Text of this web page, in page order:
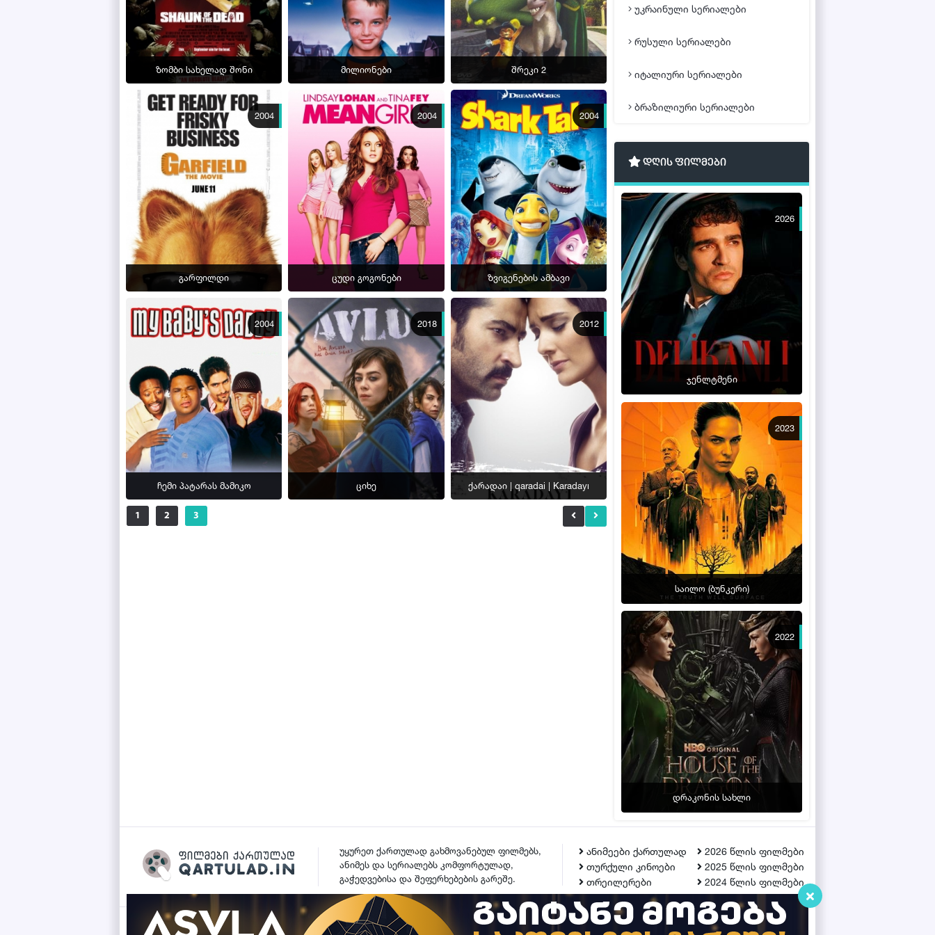
ზომბი სახელად შონი მილიონები შრეკი 2
2004
გარფილდი
2004
ცუდი გოგონები
2004
ზვიგენების ამბავი
2004
ჩემი პატარას მამიკო
2018
ციხე
2012
ქარადაი | qaradai | Karadayı
1 2 3
უკრაინული სერიალები
რუსული სერიალები
იტალიური სერიალები
ბრაზილიური სერიალები
დღის ფილმები
2026
ჯენლტმენი
2023
საილო (ბუნკერი)
2022
დრაკონის სახლი
უყურეთ ქართულად გახმოვანებულ ფილმებს,
ანიმეს და სერიალებს კომფორტულად,
გაჭედვებისა და შეფერხებების გარეშე.
ანიმეები ქართულად
თურქული კინოები
თრეილერები
2026 წლის ფილმები
2025 წლის ფილმები
2024 წლის ფილმები
ᲙᲝᲜᲢᲐᲥᲢᲘ
Qartulad.in © 2026